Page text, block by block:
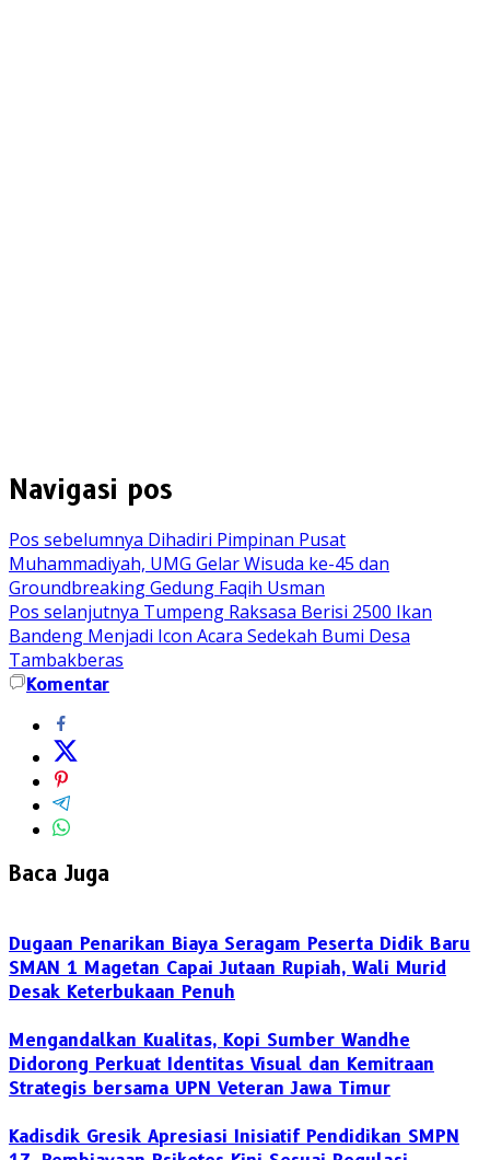
Navigasi pos
Pos sebelumnya Dihadiri Pimpinan Pusat
Muhammadiyah, UMG Gelar Wisuda ke-45 dan
Groundbreaking Gedung Faqih Usman
Pos selanjutnya Tumpeng Raksasa Berisi 2500 Ikan
Bandeng Menjadi Icon Acara Sedekah Bumi Desa
Tambakberas
Komentar
Baca Juga
Dugaan Penarikan Biaya Seragam Peserta Didik Baru
SMAN 1 Magetan Capai Jutaan Rupiah, Wali Murid
Desak Keterbukaan Penuh
Mengandalkan Kualitas, Kopi Sumber Wandhe
Didorong Perkuat Identitas Visual dan Kemitraan
Strategis bersama UPN Veteran Jawa Timur
Kadisdik Gresik Apresiasi Inisiatif Pendidikan SMPN